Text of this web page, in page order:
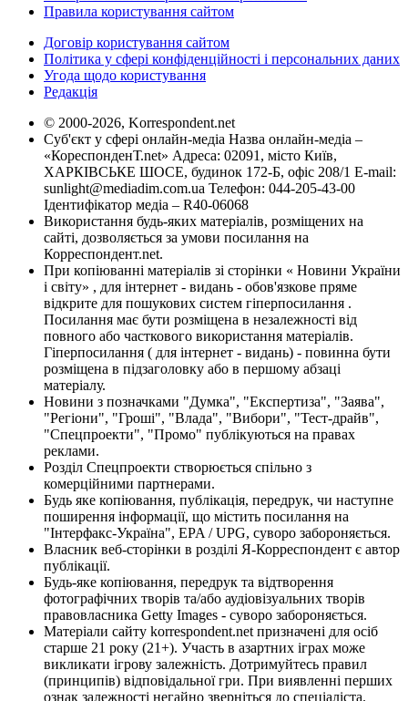
Правила користування сайтом
Договір користування сайтом
Політика у сфері конфіденційності і персональних даних
Угода щодо користування
Редакція
© 2000-2026, Korrespondent.net
Суб'єкт у сфері онлайн-медіа Назва онлайн-медіа –
«КореспонденТ.net» Адреса: 02091, місто Київ,
ХАРКІВСЬКЕ ШОСЕ, будинок 172-Б, офіс 208/1 E-mail:
sunlight@mediadim.com.ua Телефон: 044-205-43-00
Ідентифікатор медіа – R40-06068
Використання будь-яких матеріалів, розміщених на
сайті, дозволяється за умови посилання на
Корреспондент.net.
При копіюванні матеріалів зі сторінки « Новини України
і світу» , для інтернет - видань - обов'язкове пряме
відкрите для пошукових систем гіперпосилання .
Посилання має бути розміщена в незалежності від
повного або часткового використання матеріалів.
Гіперпосилання ( для інтернет - видань) - повинна бути
розміщена в підзаголовку або в першому абзаці
матеріалу.
Новини з позначками "Думка", "Експертиза", "Заява",
"Регіони", "Гроші", "Влада", "Вибори", "Тест-драйв",
"Спецпроекти", "Промо" публікуються на правах
реклами.
Розділ Спецпроекти створюється спільно з
комерційними партнерами.
Будь яке копіювання, публікація, передрук, чи наступне
поширення інформації, що містить посилання на
"Інтерфакс-Україна", EPA / UPG, суворо забороняється.
Власник веб-сторінки в розділі Я-Корреспондент є автор
публікації.
Будь-яке копіювання, передрук та відтворення
фотографічних творів та/або аудіовізуальних творів
правовласника Getty Images - суворо забороняється.
Матеріали сайту korrespondent.net призначені для осіб
старше 21 року (21+). Участь в азартних іграх може
викликати ігрову залежність. Дотримуйтесь правил
(принципів) відповідальної гри. При виявленні перших
ознак залежності негайно зверніться до спеціаліста.